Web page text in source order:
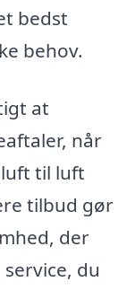
bedst
behov.
at
når
til luft
tilbud gør
der
du